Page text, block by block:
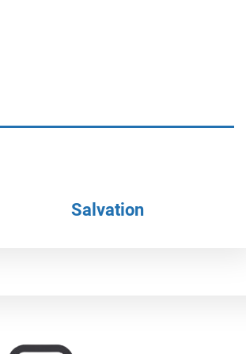
Salvation